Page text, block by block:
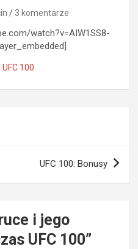
3 komentarze
watch?v=AIW1SS8-
UFC 100
UFC 100: Bonusy
i jego
UFC 100”